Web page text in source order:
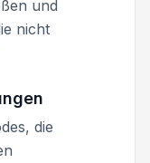
und
nicht
die